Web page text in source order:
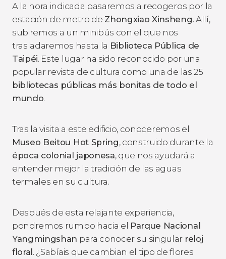
A la hora indicada pasaremos a recogeros por la
estación de metro de Zhongxiao Xinsheng. Allí,
subiremos a un minibús con el que nos
trasladaremos hasta la Biblioteca Pública de
Taipéi. Este lugar ha sido reconocido por una
popular revista de cultura como una de las 25
bibliotecas públicas más bonitas de todo el
mundo.
Tras la visita a este edificio, conoceremos el
Museo Beitou Hot Spring, construido durante la
época colonial japonesa, que nos ayudará a
entender mejor la tradición de las aguas
termales en su cultura.
Después de esta relajante experiencia,
pondremos rumbo hacia el Parque Nacional
Yangmingshan para conocer su singular reloj
floral. ¿Sabíais que cambian el tipo de flores